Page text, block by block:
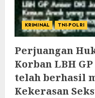
KRIMINAL TNI-POLRI
Perjuangan
Korban LBH
telah berhasil
Kekerasan